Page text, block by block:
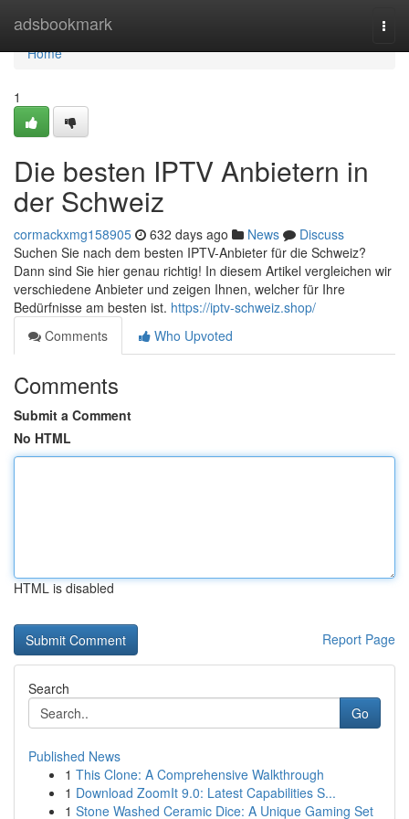
adsbookmark
Home
Home
1
Die besten IPTV Anbietern in
der Schweiz
cormackxmg158905 632 days ago News
Discuss
Suchen Sie nach dem besten IPTV-Anbieter für die Schweiz?
Dann sind Sie hier genau richtig! In diesem Artikel vergleichen wir
verschiedene Anbieter und zeigen Ihnen, welcher für Ihre
Bedürfnisse am besten ist. https://iptv-schweiz.shop/
Comments
Who Upvoted
Comments
Submit a Comment
No HTML
HTML is disabled
Report Page
Search
Go
Published News
1 This Clone: A Comprehensive Walkthrough
1 Download ZoomIt 9.0: Latest Capabilities S...
1 Stone Washed Ceramic Dice: A Unique Gaming Set